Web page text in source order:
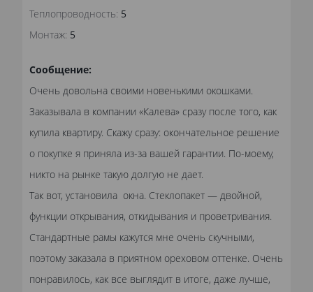
Теплопроводность: 5
Монтаж: 5
Сообщение:
Очень довольна своими новенькими окошками.
Заказывала в компании «Калева» сразу после того, как
купила квартиру. Скажу сразу: окончательное решение
о покупке я приняла из-за вашей гарантии. По-моему,
никто на рынке такую долгую не дает.
Так вот, установила окна. Стеклопакет — двойной,
функции открывания, откидывания и проветривания.
Стандартные рамы кажутся мне очень скучными,
поэтому заказала в приятном ореховом оттенке. Очень
понравилось, как все выглядит в итоге, даже лучше,